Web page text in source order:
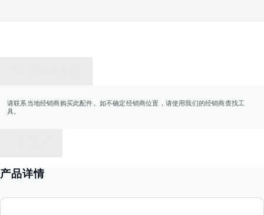
请联系当地经销商购买此配件。如不确定经销商位置，请使用我们的经销商查找工
具。
产品详情